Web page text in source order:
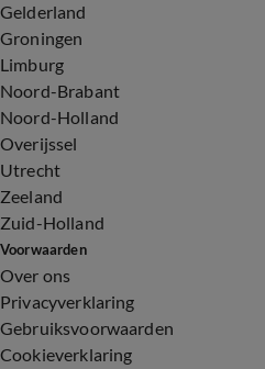
Gelderland
Groningen
Limburg
Noord-Brabant
Noord-Holland
Overijssel
Utrecht
Zeeland
Zuid-Holland
Voorwaarden
Over ons
Privacyverklaring
Gebruiksvoorwaarden
Cookieverklaring